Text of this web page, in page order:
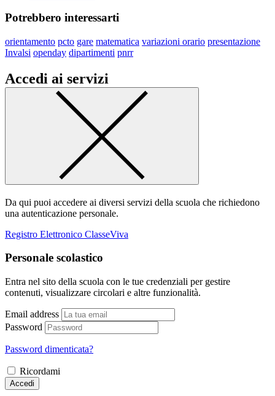
Potrebbero interessarti
orientamento pcto gare matematica variazioni orario presentazione
Invalsi openday dipartimenti pnrr
Accedi ai servizi
Da qui puoi accedere ai diversi servizi della scuola che richiedono
una autenticazione personale.
Registro Elettronico ClasseViva
Personale scolastico
Entra nel sito della scuola con le tue credenziali per gestire
contenuti, visualizzare circolari e altre funzionalità.
Email address
Password
Password dimenticata?
Ricordami
Accedi